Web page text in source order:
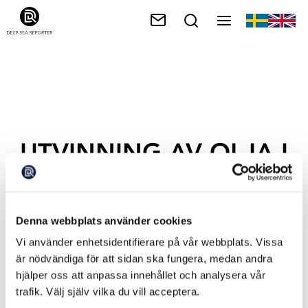
Denna webbplats använder cookies
Vi använder enhetsidentifierare på vår webbplats. Vissa
är nödvändiga för att sidan ska fungera, medan andra
hjälper oss att anpassa innehållet och analysera vår
trafik. Välj själv vilka du vill acceptera.
UTVINNING AV OLJA I